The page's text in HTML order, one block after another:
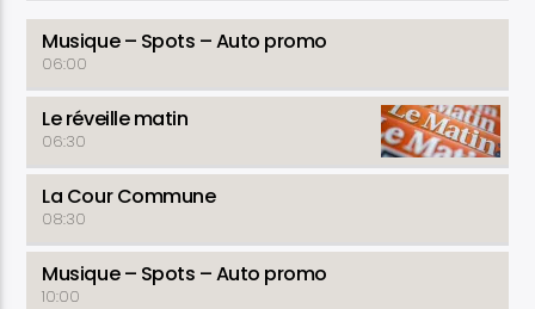
Musique – Spots – Auto promo
06:00
Le réveille matin
06:30
La Cour Commune
08:30
Musique – Spots – Auto promo
10:00